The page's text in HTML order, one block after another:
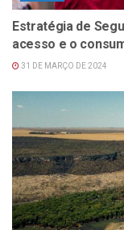
Estratégia de
acesso e o
31 DE MARÇO DE 2024